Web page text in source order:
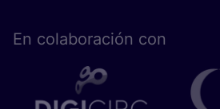
En cola­bo­ra­ción con